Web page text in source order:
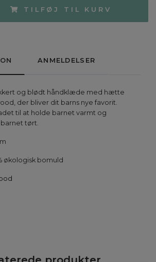
TILFØJ TIL KURV
ANMELDELSER
og blødt håndklæde med hætte
der bliver dit barns nye favorit.
til at holde barnet varmt og
tørt.
økologisk bomuld